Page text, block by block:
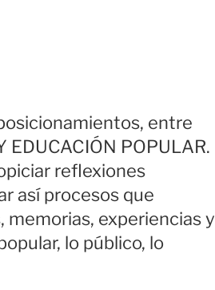
entre
EDUCACIÓN POPULAR.
reflexiones
así procesos que
experiencias y
lo público, lo